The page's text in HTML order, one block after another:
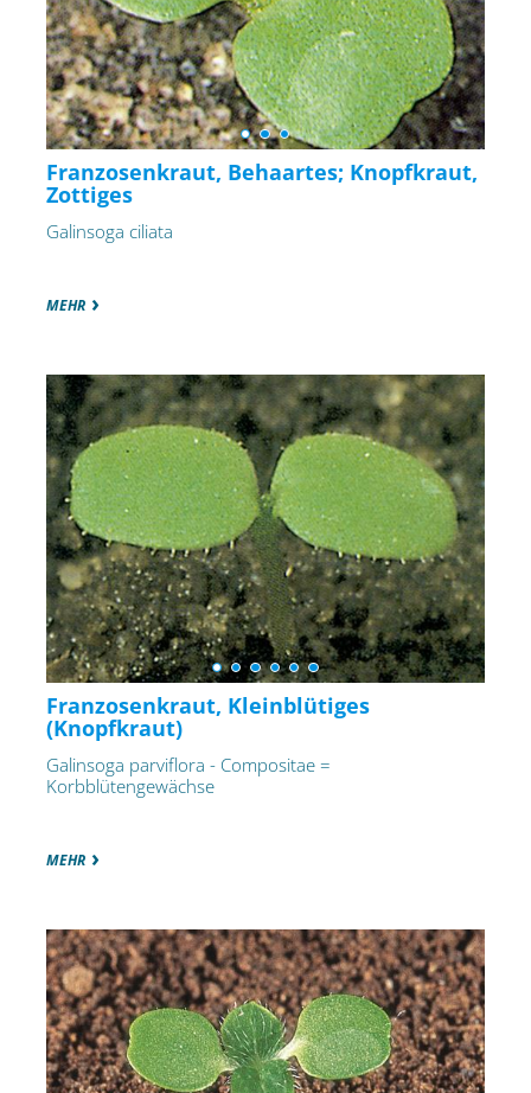
Franzosenkraut, Behaartes; Knopfkraut,
Zottiges
Galinsoga ciliata
MEHR
Franzosenkraut, Kleinblütiges
(Knopfkraut)
Galinsoga parviflora - Compositae =
Korbblütengewächse
MEHR